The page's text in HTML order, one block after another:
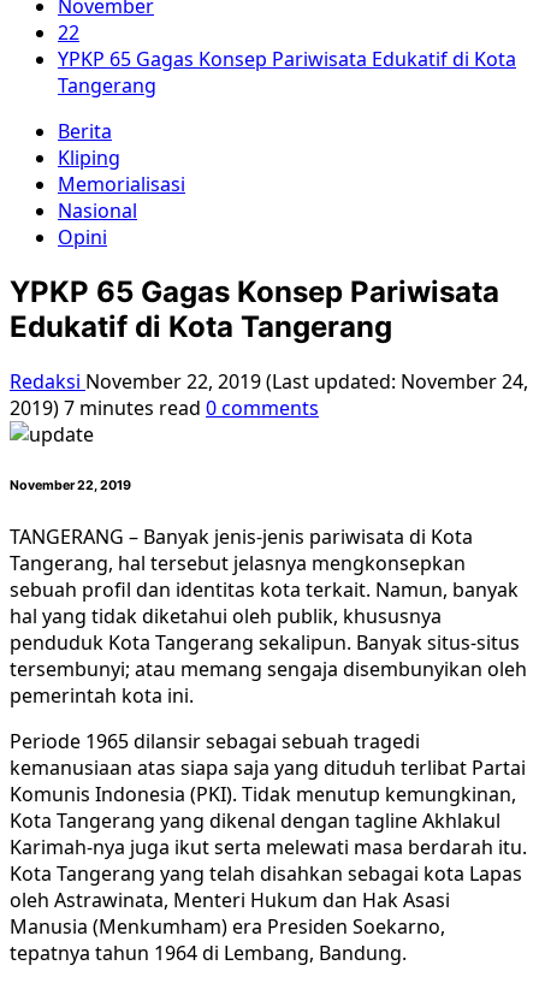
November
22
YPKP 65 Gagas Konsep Pariwisata Edukatif di Kota
Tangerang
Berita
Kliping
Memorialisasi
Nasional
Opini
YPKP 65 Gagas Konsep Pariwisata
Edukatif di Kota Tangerang
Redaksi November 22, 2019 (Last updated: November 24,
2019)7 minutes read 0 comments
November 22, 2019
TANGERANG – Banyak jenis-jenis pariwisata di Kota
Tangerang, hal tersebut jelasnya mengkonsepkan
sebuah profil dan identitas kota terkait. Namun, banyak
hal yang tidak diketahui oleh publik, khususnya
penduduk Kota Tangerang sekalipun. Banyak situs-situs
tersembunyi; atau memang sengaja disembunyikan oleh
pemerintah kota ini.
Periode 1965 dilansir sebagai sebuah tragedi
kemanusiaan atas siapa saja yang dituduh terlibat Partai
Komunis Indonesia (PKI). Tidak menutup kemungkinan,
Kota Tangerang yang dikenal dengan tagline Akhlakul
Karimah-nya juga ikut serta melewati masa berdarah itu.
Kota Tangerang yang telah disahkan sebagai kota Lapas
oleh Astrawinata, Menteri Hukum dan Hak Asasi
Manusia (Menkumham) era Presiden Soekarno,
tepatnya tahun 1964 di Lembang, Bandung.